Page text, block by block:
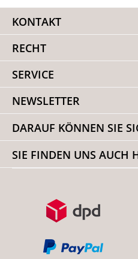
KONTAKT
RECHT
SERVICE
NEWSLETTER
DARAUF KÖNNEN SIE
SIE FINDEN UNS AUCH